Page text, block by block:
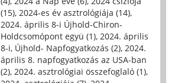
(15), 2024-es év asztrológiája (14),
2024. április 8-i Újhold-Chiron-
Holdcsomópont együ (1), 2024. április
8-i, Újhold- Napfogyatkozás (2), 2024.
április 8. napfogyatkozás az USA-ban
(2), 2024. asztrológiai összefoglaló (1),